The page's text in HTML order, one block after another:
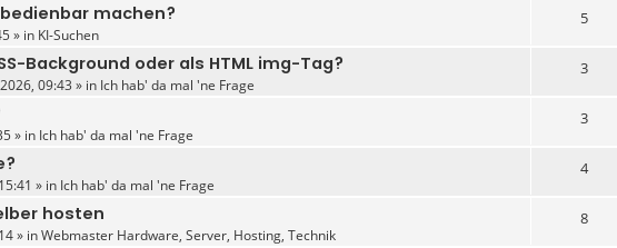
machen?
» in KI-Suchen
5
Background oder als HTML img-Tag?
09:43 » in Ich hab' da mal 'ne Frage
3
» in Ich hab' da mal 'ne Frage
3
» in Ich hab' da mal 'ne Frage
4
hosten
» inWebmaster Hardware, Server, Hosting, Technik
8